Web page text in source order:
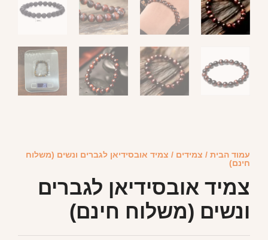
עמוד הבית / צמידים / צמיד אובסידיאן לגברים ונשים (משלוח
חינם)
צמיד אובסידיאן לגברים
ונשים (משלוח חינם)